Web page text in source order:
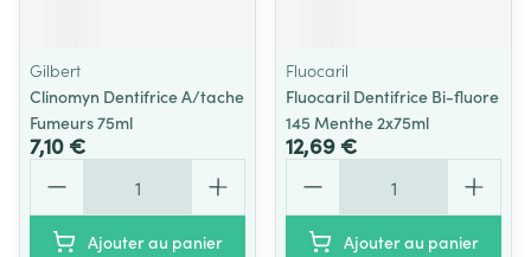
Gilbert
Clinomyn Dentifrice A/tache
Fumeurs 75ml
7,10 €
Ajouter au panier
Fluocaril
Fluocaril Dentifrice Bi-fluore
145 Menthe 2x75ml
12,69 €
Ajouter au panier